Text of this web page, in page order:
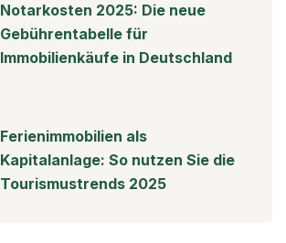
Notarkosten 2025: Die neue
Gebührentabelle für
Immobilienkäufe in Deutschland
Ferienimmobilien als
Kapitalanlage: So nutzen Sie die
Tourismustrends 2025